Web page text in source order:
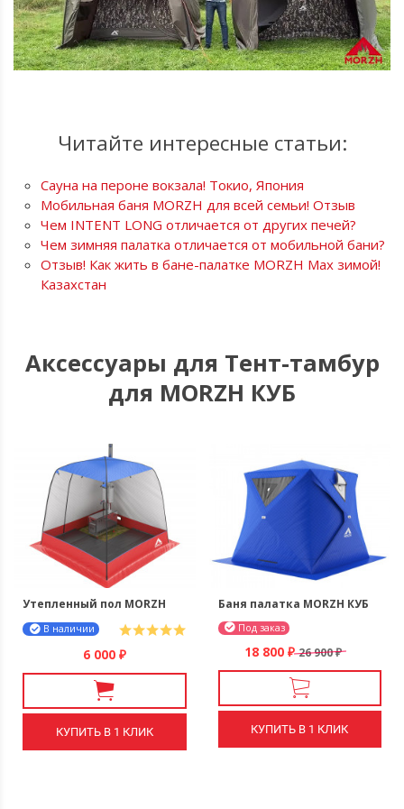
Читайте интересные статьи:
Сауна на пероне вокзала! Токио, Япония
Мобильная баня MORZH для всей семьи! Отзыв
Чем INTENT LONG отличается от других печей?
Чем зимняя палатка отличается от мобильной бани?
Отзыв! Как жить в бане-палатке MORZH Мax зимой!
Казахстан
Аксессуары для Тент-тамбур
для MORZH КУБ
Утепленный пол MORZH
В наличии
6 000 ₽
КУПИТЬ В 1 КЛИК
Баня палатка MORZH КУБ
Уценка
Под заказ
18 800 ₽ 26 900₽
КУПИТЬ В 1 КЛИК